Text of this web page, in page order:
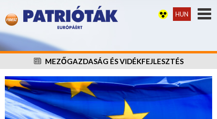
HUN
MEZŐGAZDASÁG ÉS VIDÉKFEJLESZTÉS